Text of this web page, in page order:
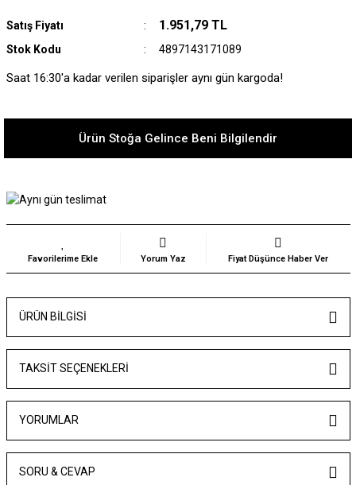
Satış Fiyatı 1.951,79 TL
Stok Kodu 4897143171089
Saat 16:30'a kadar verilen siparişler aynı gün kargoda!
Ürün Stoğa Gelince Beni Bilgilendir
Yorum Yaz Fiyat Düşünce Haber Ver
ÜRÜN BILGISI
TAKSIT SEÇENEKLERI
YORUMLAR
SORU & CEVAP